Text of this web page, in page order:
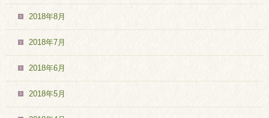
2018年8月
2018年7月
2018年6月
2018年5月